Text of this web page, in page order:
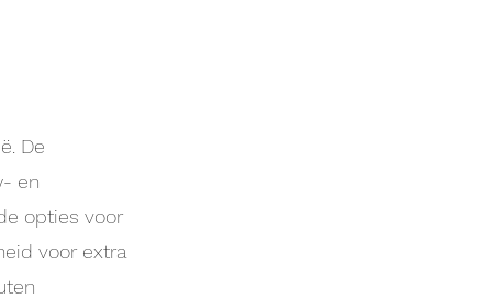
De
en
opties voor
voor extra